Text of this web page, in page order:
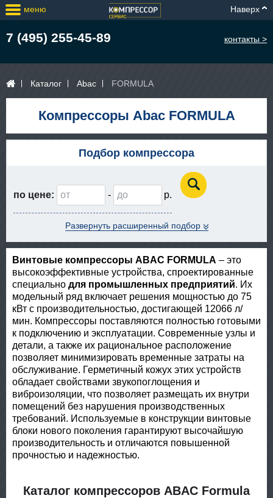
меню Наверх
7 (495) 255-45-89 контакты >
Каталог Abac FORMULA
Компрессоры Abac FORMULA
Подбор компрессора
по цене: -
Развернуть расширенный подбор
Винтовые компрессоры ABAC FORMULA – это
высокоэффективные устройства, спроектированные
специально для промышленных предприятий. Их
модельный ряд включает решения мощностью до 75
кВт с производительностью, достигающей 12066 л/
мин. Компрессоры поставляются полностью готовыми
к подключению и эксплуатации. Современные узлы и
детали, а также их рациональное расположение
позволяет минимизировать временные затраты на
обслуживание. Герметичный кожух этих устройств
обладает свойствами звукопоглощения и
виброизоляции, что позволяет размещать их внутри
помещений без нарушения производственных
требований. Используемые в конструкции винтовые
блоки нового поколения гарантируют высочайшую
производительность и отличаются повышенной
прочностью и надежностью.
Каталог компрессоров ABAC Formula